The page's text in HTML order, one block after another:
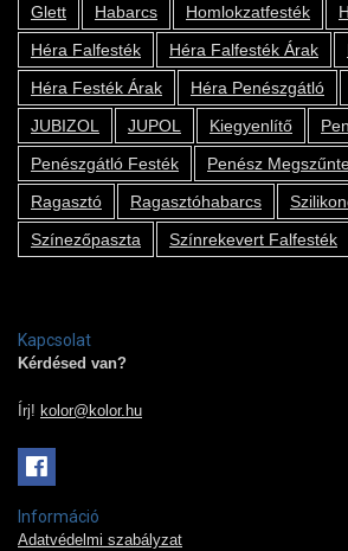
Glett
Habarcs Homlokzatfesték
Héra Falfesték
Héra Falfesték Árak
Héra Festék Árak
Héra Penészgátló
JUBIZOL
JUPOL Kiegyenlítő
Penészgátló Festék
Penész
Ragasztó
Ragasztóhabarcs
Színezőpaszta
Színrekevert Falfesték
Kapcsolat
Kérdésed van?
Írj! kolor@kolor.hu
Információ
Adatvédelmi szabályzat